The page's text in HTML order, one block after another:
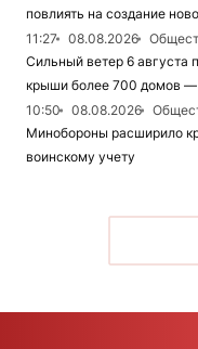
повлиять на создание
11:27
08.08.2026
Сильный ветер 6 августа
крыши более 700 домов
10:50
08.08.2026
Минобороны расширило
воинскому учету